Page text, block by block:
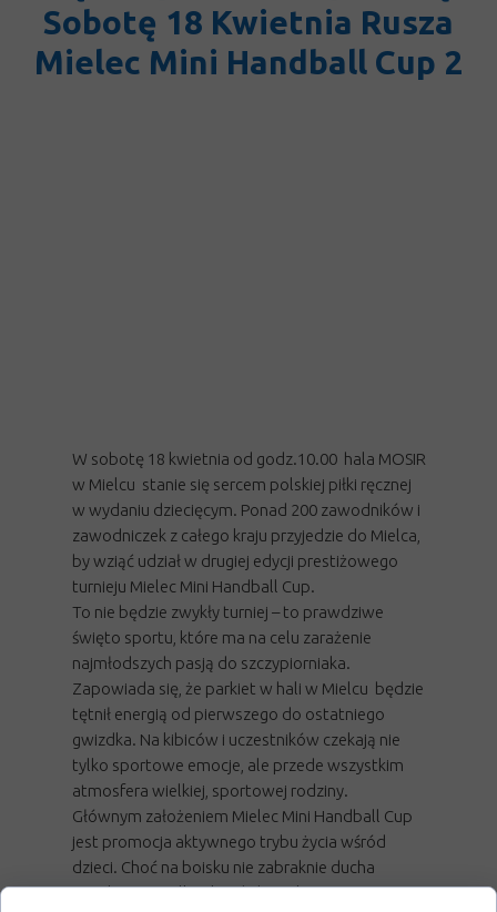
Sobotę 18 Kwietnia Rusza
Mielec Mini Handball Cup 2
W sobotę 18 kwietnia od godz.10.00 hala MOSIR
w Mielcu stanie się sercem polskiej piłki ręcznej
w wydaniu dziecięcym. Ponad 200 zawodników i
zawodniczek z całego kraju przyjedzie do Mielca,
by wziąć udział w drugiej edycji prestiżowego
turnieju Mielec Mini Handball Cup.
To nie będzie zwykły turniej – to prawdziwe
święto sportu, które ma na celu zarażenie
najmłodszych pasją do szczypiorniaka.
Zapowiada się, że parkiet w hali w Mielcu będzie
tętnił energią od pierwszego do ostatniego
gwizdka. Na kibiców i uczestników czekają nie
tylko sportowe emocje, ale przede wszystkim
atmosfera wielkiej, sportowej rodziny.
Głównym założeniem Mielec Mini Handball Cup
jest promocja aktywnego trybu życia wśród
dzieci. Choć na boisku nie zabraknie ducha
rywalizacji i walki o każdą bramkę, organizatorzy